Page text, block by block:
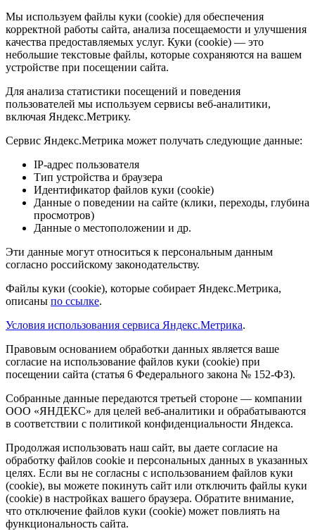
Мы используем файлы куки (cookie) для обеспечения
корректной работы сайта, анализа посещаемости и улучшения
качества предоставляемых услуг. Куки (cookie) — это
небольшие текстовые файлы, которые сохраняются на вашем
устройстве при посещении сайта.
Для анализа статистики посещений и поведения
пользователей мы используем сервисы веб-аналитики,
включая Яндекс.Метрику.
Сервис Яндекс.Метрика может получать следующие данные:
IP-адрес пользователя
Тип устройства и браузера
Идентификатор файлов куки (cookie)
Данные о поведении на сайте (клики, переходы, глубина
просмотров)
Данные о местоположении и др.
Эти данные могут относиться к персональным данным
согласно российскому законодательству.
Файлы куки (cookie), которые собирает Яндекс.Метрика,
описаны по ссылке.
Условия использования сервиса Яндекс.Метрика.
Правовым основанием обработки данных является ваше
согласие на использование файлов куки (cookie) при
посещении сайта (статья 6 Федерального закона № 152-ФЗ).
Собранные данные передаются третьей стороне — компании
ООО «ЯНДЕКС» для целей веб-аналитики и обрабатываются
в соответствии с политикой конфиденциальности Яндекса.
Продолжая использовать наш сайт, вы даете согласие на
обработку файлов cookie и персональных данных в указанных
целях. Если вы не согласны с использованием файлов куки
(cookie), вы можете покинуть сайт или отключить файлы куки
(cookie) в настройках вашего браузера. Обратите внимание,
что отключение файлов куки (cookie) может повлиять на
функциональность сайта.